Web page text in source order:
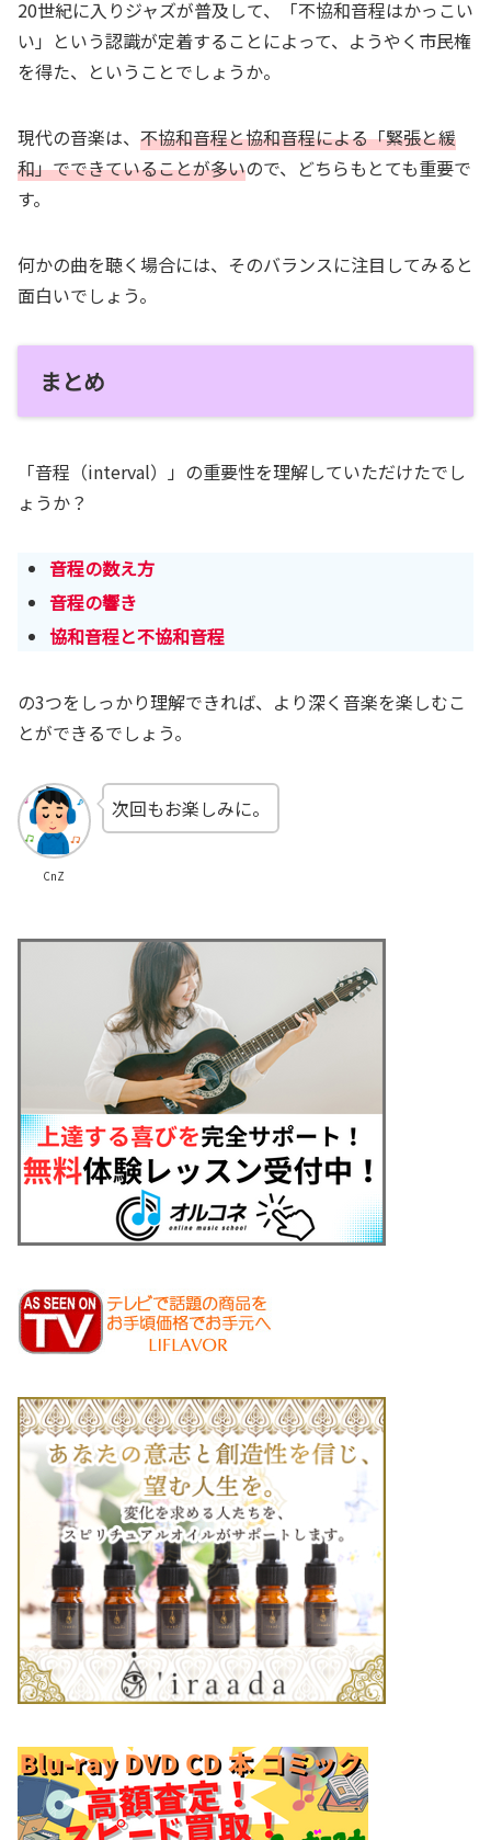
20世紀に入りジャズが普及して、「不協和音程はかっこい
い」という認識が定着することによって、ようやく市民権
を得た、ということでしょうか。
現代の音楽は、 不協和音程と協和音程による「緊張と緩
和」でできていることが多いので、どちらもとても重要で
す。
何かの曲を聴く場合には、そのバランスに注目してみると
面白いでしょう。
まとめ
「音程（interval）」の重要性を理解していただけたでし
ょうか？
音程の数え方
音程の響き
協和音程と不協和音程
の3つをしっかり理解できれば、より深く音楽を楽しむこ
とができるでしょう。
CnZ
次回もお楽しみに。